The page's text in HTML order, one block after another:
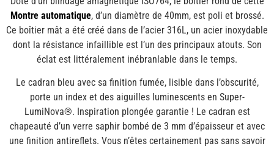
Montre automatique, d’un diamètre de 40mm, est poli et brossé.
Ce boîtier mât a été créé dans de l’acier 316L, un acier inoxydable
dont la résistance infaillible est l’un des principaux atouts. Son
éclat est littéralement inébranlable dans le temps.
Le cadran bleu avec sa finition fumée, lisible dans l’obscurité,
porte un index et des aiguilles luminescents en Super-
LumiNova®. Inspiration plongée garantie ! Le cadran est
chapeauté d’un verre saphir bombé de 3 mm d’épaisseur et avec
une finition antireflets. Vous n’êtes certainement pas sans savoir